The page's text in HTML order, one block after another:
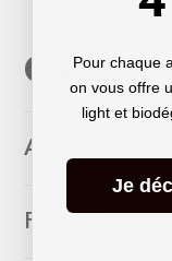
Aller
Retour
Pour chaque
on vous offre
light et
Je